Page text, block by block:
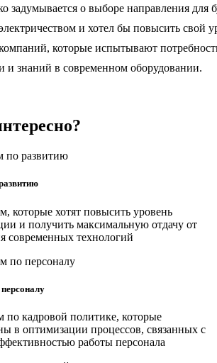
задумывается о выборе направления для
и хотел бы повысить свой
которые испытывают
и знаний в современном оборудовании.
которые хотят повысить уровень
и получить максимальную отдачу от
современных технологий
по кадровой политике, которые
в оптимизации процессов, связанных с
работы персонала